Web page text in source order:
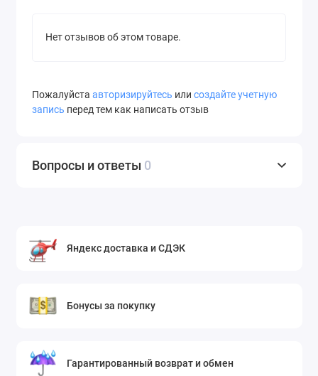
Нет отзывов об этом товаре.
Пожалуйста авторизируйтесь или создайте учетную
запись перед тем как написать отзыв
Вопросы и ответы 0
Яндекс доставка и СДЭК
Бонусы за покупку
Гарантированный возврат и обмен